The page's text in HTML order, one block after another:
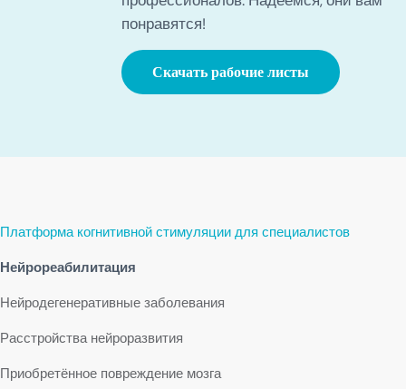
понравятся!
Скачать рабочие листы
Платформа когнитивной стимуляции для специалистов
Нейрореабилитация
Нейродегенеративные заболевания
Расстройства нейроразвития
Приобретённое повреждение мозга